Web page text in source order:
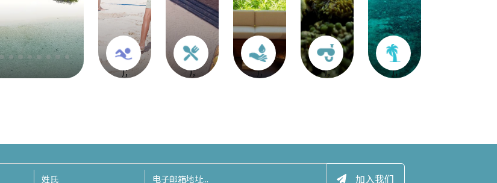
无尽的波涛与金色的沙滩
);
世界风味，扎根本土精髓
);
水疗中心
自然启发的健康之道
);
潜水
);
);
加入我们